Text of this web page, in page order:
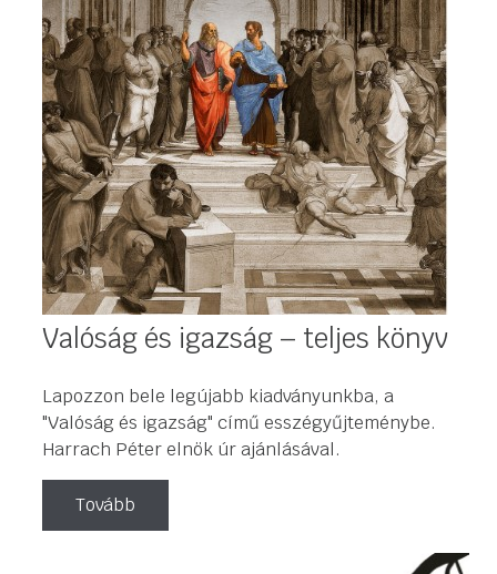
Valóság és igazság – teljes könyv
Lapozzon bele legújabb kiadványunkba, a
"Valóság és igazság" című esszégyűjteménybe.
Harrach Péter elnök úr ajánlásával.
Tovább